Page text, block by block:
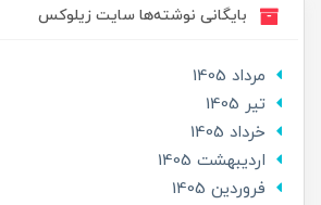
بایگانی نوشته‌ها سایت زیلوکس
مرداد 1405
تير 1405
خرداد 1405
ارديبهشت 1405
فروردین 1405